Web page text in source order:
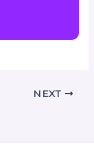
NEXT